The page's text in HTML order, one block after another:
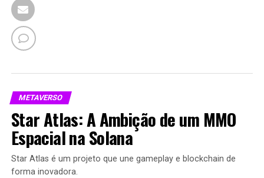
METAVERSO
Star Atlas: A Ambição de um MMO
Espacial na Solana
Star Atlas é um projeto que une gameplay e blockchain de
forma inovadora.